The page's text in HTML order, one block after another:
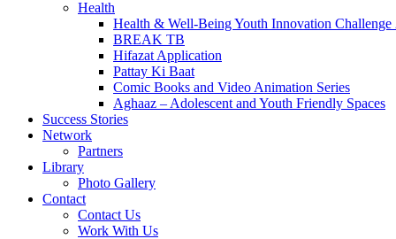
Health
Health & Well-Being Youth Innovation Challenge
BREAK TB
Hifazat Application
Pattay Ki Baat
Comic Books and Video Animation Series
Aghaaz – Adolescent and Youth Friendly Spaces
Success Stories
Network
Partners
Library
Photo Gallery
Contact
Contact Us
Work With Us